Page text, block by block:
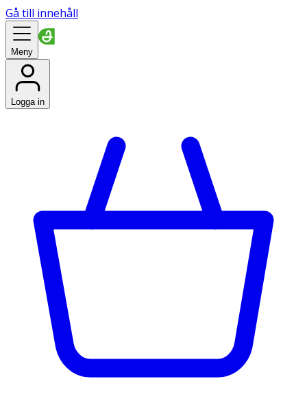
Gå till innehåll
Meny
Logga in